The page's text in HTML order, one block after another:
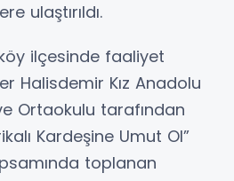
ulaştırıldı.
ilçesinde faaliyet
Halisdemir Kız Anadolu
Ortaokulu tarafından
Kardeşine Umut Ol”
toplanan